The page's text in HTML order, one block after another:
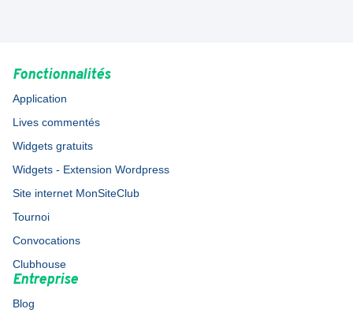
Fonctionnalités
Application
Lives commentés
Widgets gratuits
Widgets - Extension Wordpress
Site internet MonSiteClub
Tournoi
Convocations
Clubhouse
Entreprise
Blog